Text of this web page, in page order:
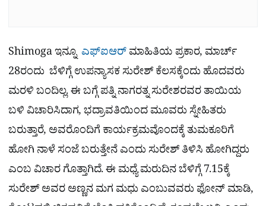
Shimoga ಇನ್ನೂ ಎಫ್‌ಐಆರ್ಮಾಹಿತಿಯ ಪ್ರಕಾರ, ಮಾರ್ಚ್
28ರಂದು ​ ಬೆಳಿಗ್ಗೆ ಉಪನ್ಯಾಸಕ ಸುರೇಶ್ ಕೆಲಸಕ್ಕೆಂದು ಹೊದವರು
ಮರಳಿ ಬಂದಿಲ್ಲ. ಈ ಬಗ್ಗೆ ಪತ್ನಿ ನಾಗರತ್ನ ಸುರೇಶರವರ ತಾಯಿಯ
ಬಳಿ ವಿಚಾರಿಸಿದಾಗ, ಭದ್ರಾವತಿಯಿಂದ ಮೂವರು ಸ್ನೇಹಿತರು
ಬರುತ್ತಾರೆ, ಅವರೊಂದಿಗೆ ಕಾರ್ಯಕ್ರಮವೊಂದಕ್ಕೆ ತುಮಕೂರಿಗೆ
ಹೋಗಿ ನಾಳೆ ಸಂಜೆ ಬರುತ್ತೇನೆ ಎಂದು ಸುರೇಶ್ ತಿಳಿಸಿ ಹೋಗಿದ್ದರು
ಎಂಬ ವಿಚಾರ ಗೊತ್ತಾಗಿದೆ. ಈ ಮಧ್ಯೆ ಮರುದಿನ ಬೆಳಿಗ್ಗೆ 7.15ಕ್ಕೆ
ಸುರೇಶ್ ಅವರ ಅಣ್ಣನ ಮಗ ಮಧು ಎಂಬುವವರು ಫೋನ್ ಮಾಡಿ,